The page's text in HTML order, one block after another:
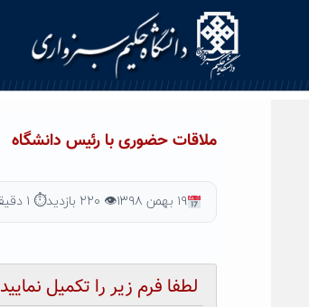
ملاقات حضوری با رئیس دانشگاه
۱۹ بهمن ۱۳۹۸ 👁 ۲۲۰ بازدید ⏱ ۱ دقیقه مطالعه
لطفا فرم زیر را تکمیل نمایید